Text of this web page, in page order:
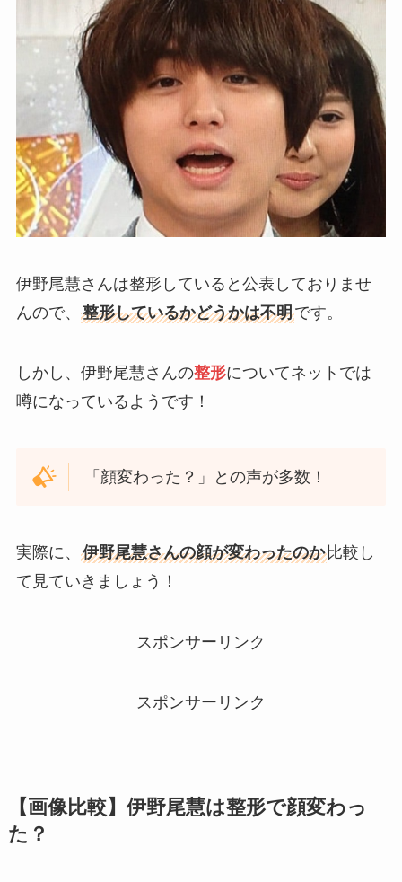
伊野尾慧さんは整形していると公表しておりませ
んので、 整形しているかどうかは不明です。
しかし、伊野尾慧さんの整形についてネットでは
噂になっているようです！
「顔変わった？」との声が多数！
実際に、 伊野尾慧さんの顔が変わったのか比較し
て見ていきましょう！
スポンサーリンク
スポンサーリンク
【画像比較】伊野尾慧は整形で顔変わっ
た？